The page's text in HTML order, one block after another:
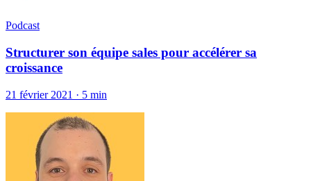
Podcast
Structurer son équipe sales pour accélérer sa
croissance
21 février 2021 · 5 min